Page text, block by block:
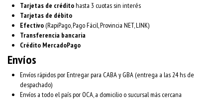
Tarjetas de créditohasta 3 cuotas sin interés
Tarjetas de débito
Efectivo (RapiPago, Pago Fácil, Provincia NET, LINK)
Transferencia bancaria
Crédito MercadoPago
Envíos
Envíos rápidos por Entregar para CABA y GBA (entrega a las 24 hs de
despachado)
Envíos a todo el país por OCA, a domicilio o sucursal más cercana